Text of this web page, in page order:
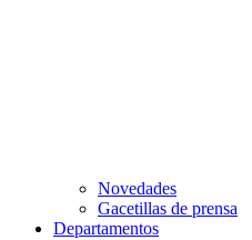
Novedades
Gacetillas de prensa
Departamentos